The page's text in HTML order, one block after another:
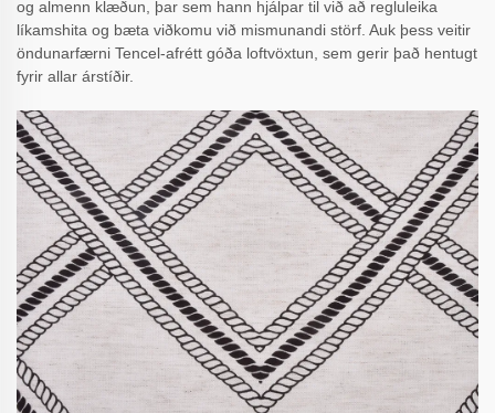
og almenn klæðun, þar sem hann hjálpar til við að regluleika
líkamshita og bæta viðkomu við mismunandi störf. Auk þess veitir
öndunarfærni Tencel-afrétt góða loftvöxtun, sem gerir það hentugt
fyrir allar árstíðir.